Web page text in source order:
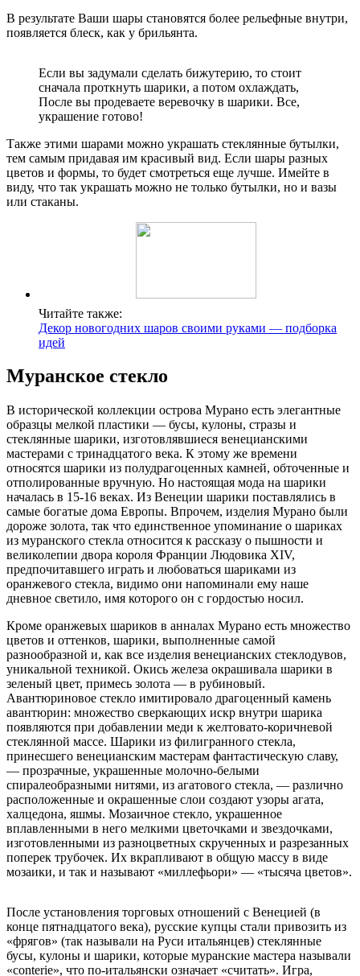
В результате Ваши шары становятся более рельефные внутри,
появляется блеск, как у брильянта.
Если вы задумали сделать бижутерию, то стоит
сначала проткнуть шарики, а потом охлаждать,
После вы продеваете веревочку в шарики. Все,
украшение готово!
Также этими шарами можно украшать стеклянные бутылки,
тем самым придавая им красивый вид. Если шары разных
цветов и формы, то будет смотреться еще лучше. Имейте в
виду, что так украшать можно не только бутылки, но и вазы
или стаканы.
Читайте также:
Декор новогодних шаров своими руками — подборка
идей
Муранское стекло
В исторической коллекции острова Мурано есть элегантные
образцы мелкой пластики — бусы, кулоны, стразы и
стеклянные шарики, изготовлявшиеся венецианскими
мастерами с тринадцатого века. К этому же времени
относятся шарики из полудрагоценных камней, обточенные и
отполированные вручную. Но настоящая мода на шарики
началась в 15-16 веках. Из Венеции шарики поставлялись в
самые богатые дома Европы. Впрочем, изделия Мурано были
дороже золота, так что единственное упоминание о шариках
из муранского стекла относится к рассказу о пышности и
великолепии двора короля Франции Людовика XIV,
предпочитавшего играть и любоваться шариками из
оранжевого стекла, видимо они напоминали ему наше
дневное светило, имя которого он с гордостью носил.
Кроме оранжевых шариков в анналах Мурано есть множество
цветов и оттенков, шарики, выполненные самой
разнообразной и, как все изделия венецианских стеклодувов,
уникальной техникой. Окись железа окрашивала шарики в
зеленый цвет, примесь золота — в рубиновый.
Авантюриновое стекло имитировало драгоценный камень
авантюрин: множество сверкающих искр внутри шарика
появляются при добавлении меди к желтовато-коричневой
стеклянной массе. Шарики из филигранного стекла,
принесшего венецианским мастерам фантастическую славу,
— прозрачные, украшенные молочно-белыми
спиралеобразными нитями, из агатового стекла, — различно
расположенные и окрашенные слои создают узоры агата,
халцедона, яшмы. Мозаичное стекло, украшенное
вплавленными в него мелкими цветочками и звездочками,
изготовленными из разноцветных скрученных и разрезанных
поперек трубочек. Их вкрапливают в общую массу в виде
мозаики, и так и называют «миллефьори» — «тысяча цветов».
После установления торговых отношений с Венецией (в
конце пятнадцатого века), русские купцы стали привозить из
«фрягов» (так называли на Руси итальянцев) стеклянные
бусы, кулоны и шарики, которые муранские мастера называли
«conterie», что по-итальянски означает «считать». Игра,